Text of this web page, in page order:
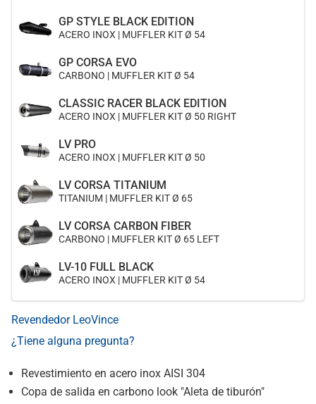
GP STYLE BLACK EDITION
ACERO INOX | MUFFLER KIT Ø 54
GP CORSA EVO
CARBONO | MUFFLER KIT Ø 54
CLASSIC RACER BLACK EDITION
ACERO INOX | MUFFLER KIT Ø 50 RIGHT
LV PRO
ACERO INOX | MUFFLER KIT Ø 50
LV CORSA TITANIUM
TITANIUM | MUFFLER KIT Ø 65
LV CORSA CARBON FIBER
CARBONO | MUFFLER KIT Ø 65 LEFT
LV-10 FULL BLACK
ACERO INOX | MUFFLER KIT Ø 54
Revendedor LeoVince
¿Tiene alguna pregunta?
Revestimiento en acero inox AISI 304
Copa de salida en carbono look "Aleta de tiburón"